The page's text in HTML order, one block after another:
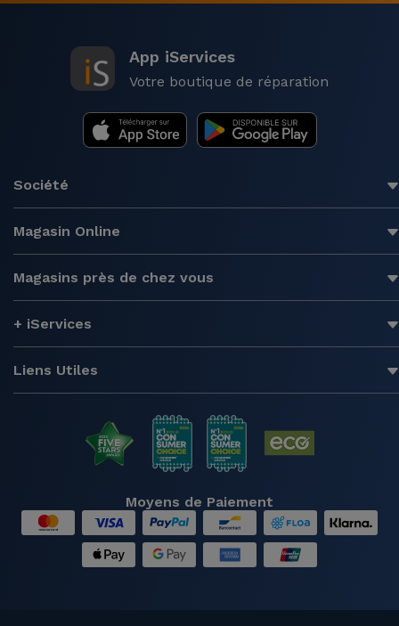
App iServices
Votre boutique de réparation
Société
Magasin Online
Magasins près de chez vous
+ iServices
Liens Utiles
Moyens de Paiement